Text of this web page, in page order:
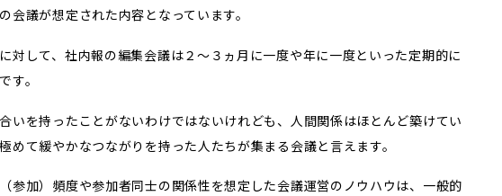
会議が想定された内容となっています。
対して、社内報の編集会議は２～３ヵ月に一度や年に一度といった定期的に
す。
いを持ったことがないわけではないけれども、人間関係はほとんど築けてい
めて緩やかなつながりを持った人たちが集まる会議と言えます。
参加）頻度や参加者同士の関係性を想定した会議運営のノウハウは、一般的